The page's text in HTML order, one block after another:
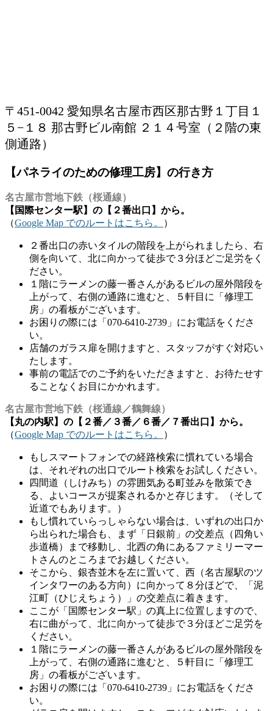
〒451-0042 愛知県名古屋市西区那古野１丁目１
５−１８ 那古野ビル南館 ２１４号室（２階の東
側通路）
【パネライのための修理工房】の行き方
名古屋市営地下鉄（桜通線）
【国際センター駅】の【２番出口】から。
（Google Map でのルートはこちら。 ）
２番出口の赤いタイルの階段を上がられましたら、右
側を向いて、北に向かって徒歩で３分ほどご足労をく
ださい。
１階にラーメンの藤一番さんがあるビルの屋外階段を
上がって、右側の通路に進むと、５軒目に「修理工
房」の看板がございます。
お困りの際には「070-6410-2739」にお電話をくださ
い。
店舗のガラス扉を開けますと、スタッフがすぐ対応い
たします。
事前の電話でのご予約をいただきますと、お待たせす
ることなくお目にかかれます。
名古屋市営地下鉄（桜通線／鶴舞線）
【丸の内駅】の【２番／３番／６番／７番出口】から。
（Google Map でのルートはこちら。 ）
もしスマートフォンでの経路検索に慣れている場合
は、それぞれの出口でルート検索をお試しください。
四間道（しけみち）の雰囲気ある町並みを散策でき
る、よいコースが提案されるかと存じます。（そして
近道でもあります。）
もし慣れていらっしゃらない場合は、いずれの出口か
ら出られた場合も、まず「日銀前」の交差点（四角い
歩道橋）まで移動し、北西の角にあるファミリーマー
トさんのところまでお越しください。
そこから、銀杏並木を左に置いて、西（名古屋駅のツ
インタワーのある方向）に向かって８分ほどで、「泥
江町（ひじえちょう）」の交差点に着きます。
ここが「国際センター駅」の真上に位置しますので、
右に曲がって、北に向かって徒歩で３分ほどご足労を
ください。
１階にラーメンの藤一番さんがあるビルの屋外階段を
上がって、右側の通路に進むと、５軒目に「修理工
房」の看板がございます。
お困りの際には「070-6410-2739」にお電話をくださ
い。